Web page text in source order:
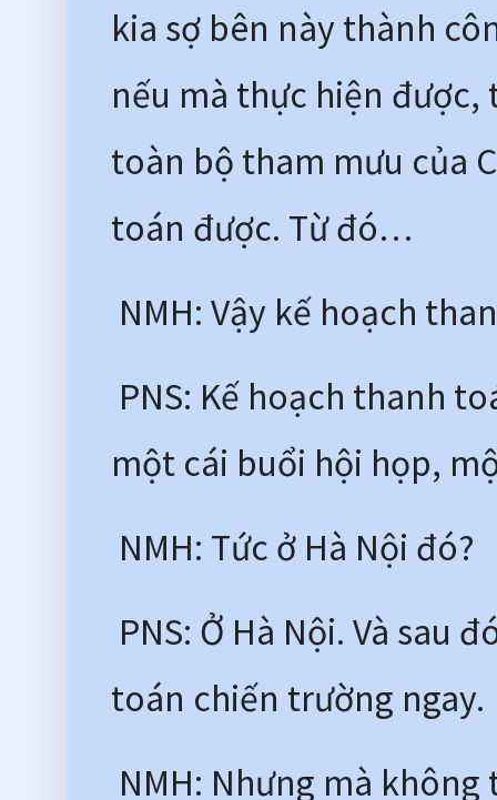
kia sợ bên này thành
nếu mà thực hiện
toàn bộ tham mưu của
toán được. Từ đó…
NMH: Vậy kế hoạch
PNS: Kế hoạch thanh
một cái buổi hội họp,
NMH: Tức ở Hà Nội đó?
PNS: Ở Hà Nội. Và sau
toán chiến trường ngay.
NMH: Nhưng mà